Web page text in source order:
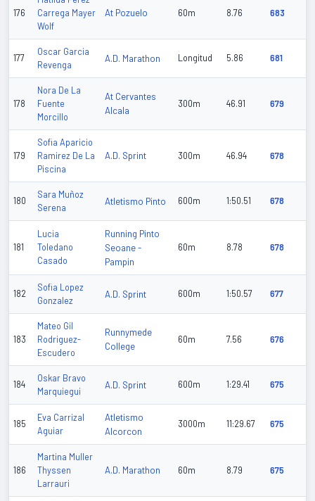
176
Carrega Mayer
Wolf
At Pozuelo 60m 8.76 683
177
Oscar Garcia
Revenga
A.D. Marathon Longitud 5.86 681
178
Nora De La
Fuente
Morcillo
At Cervantes
Alcala
300m 46.91 679
179
Sofia Aparicio
Ramirez De La
Piscina
A.D. Sprint 300m 46.94 678
180
Sara Muñoz
Serena
Atletismo Pinto 600m 1:50.51 678
181
Lucia
Toledano
Casado
Running Pinto
Seoane -
Pampin
60m 8.78 678
182
Sofia Lopez
Gonzalez
A.D. Sprint 600m 1:50.57 677
183
Mateo Gil
Rodriguez-
Escudero
Runnymede
College
60m 7.56 676
184
Oskar Bravo
Marquiegui
A.D. Sprint 600m 1:29.41 675
185
Eva Carrizal
Aguiar
Atletismo
Alcorcon
3000m 11:29.67 675
186
Martina Muller
Thyssen
Larrauri
A.D. Marathon 60m 8.79 675